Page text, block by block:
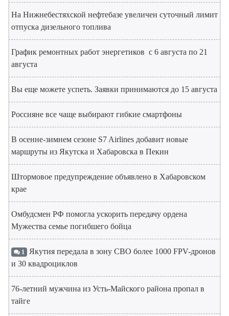
На Нижнебестяхской нефтебазе увеличен суточный лимит
отпуска дизельного топлива
График ремонтных работ энергетиков с 6 августа по 21
августа
Вы еще можете успеть. Заявки принимаются до 15 августа
Россияне все чаще выбирают гибкие смартфоны
В осенне-зимнем сезоне S7 Airlines добавит новые
маршруты из Якутска и Хабаровска в Пекин
Штормовое предупреждение объявлено в Хабаровском
крае
Омбудсмен РФ помогла ускорить передачу ордена
Мужества семье погибшего бойца
1 Якутия передала в зону СВО более 1000 FPV-дронов
и 30 квадроциклов
76-летний мужчина из Усть-Майского района пропал в
тайге